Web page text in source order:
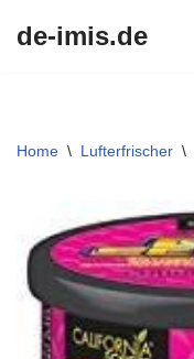
de-imis.de
Home \ Lufterfrischer \